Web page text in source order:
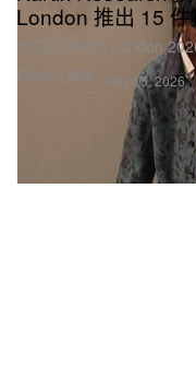
Fashion 时装
London 推出 15
为庆祝 Photo London
May 15, 2026